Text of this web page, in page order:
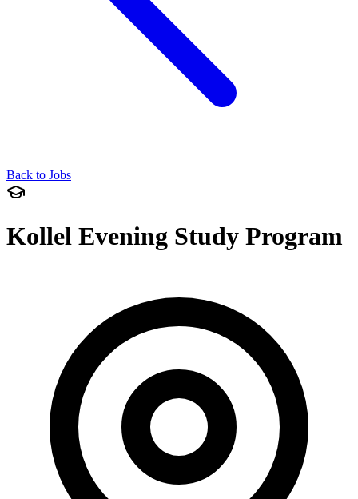
Back to Jobs
Kollel Evening Study Program